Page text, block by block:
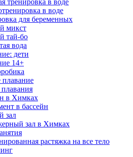
тренировка в воде
в воде
для беременных
микст
тай-бо
вода
дети
14+
плавание
в Химках
в бассейн
зал
зал в Химках
растяжка на все тело